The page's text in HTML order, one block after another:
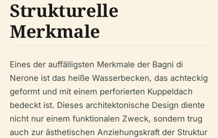
Strukturelle
Merkmale
Eines der auffälligsten Merkmale der Bagni di
Nerone ist das heiße Wasserbecken, das achteckig
geformt und mit einem perforierten Kuppeldach
bedeckt ist. Dieses architektonische Design diente
nicht nur einem funktionalen Zweck, sondern trug
auch zur ästhetischen Anziehungskraft der Struktur